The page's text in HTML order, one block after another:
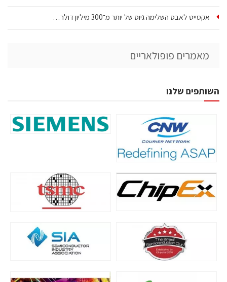
אקסייט לאבס השלימה גיוס של יותר מ־300 מיליון דולר…
מאמרים פופולאריים
השותפים שלנו